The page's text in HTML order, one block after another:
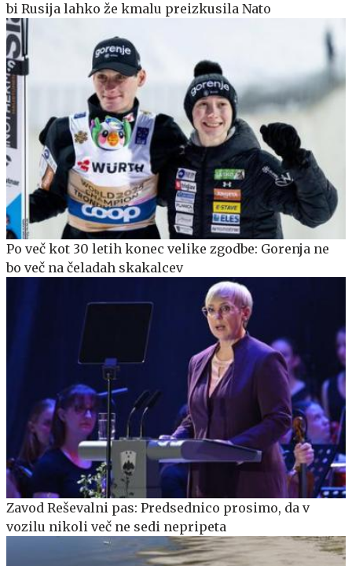
bi Rusija lahko že kmalu preizkusila Nato
Po več kot 30 letih konec velike zgodbe: Gorenja ne
bo več na čeladah skakalcev
Zavod Reševalni pas: Predsednico prosimo, da v
vozilu nikoli več ne sedi nepripeta